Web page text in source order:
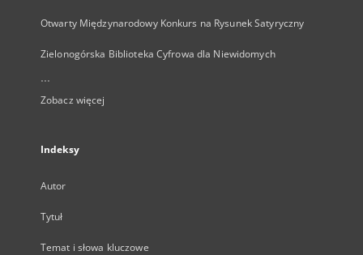
Otwarty Międzynarodowy Konkurs na Rysunek Satyryczny
Zielonogórska Biblioteka Cyfrowa dla Niewidomych
...
Zobacz więcej
Indeksy
Autor
Tytuł
Temat i słowa kluczowe